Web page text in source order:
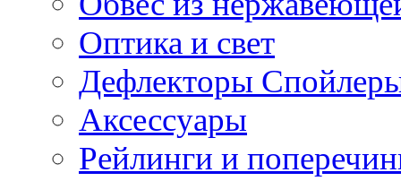
Оптика и свет
Дефлекторы
Аксессуары
Рейлинги и